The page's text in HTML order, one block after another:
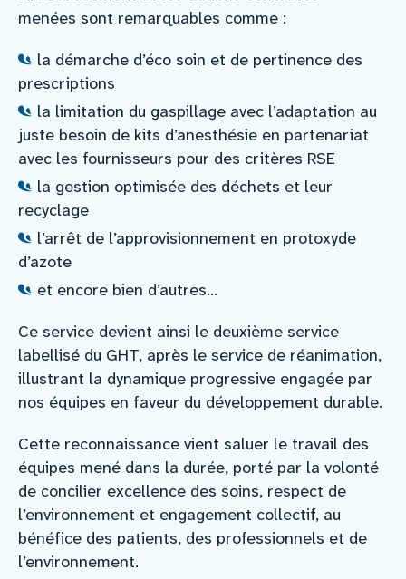
menées sont remarquables comme :
la démarche d’éco soin et de pertinence des
prescriptions
la limitation du gaspillage avec l’adaptation au
juste besoin de kits d’anesthésie en partenariat
avec les fournisseurs pour des critères RSE
la gestion optimisée des déchets et leur
recyclage
l’arrêt de l’approvisionnement en protoxyde
d’azote
et encore bien d’autres…
Ce service devient ainsi le deuxième service
labellisé du GHT, après le service de réanimation,
illustrant la dynamique progressive engagée par
nos équipes en faveur du développement durable.
Cette reconnaissance vient saluer le travail des
équipes mené dans la durée, porté par la volonté
de concilier excellence des soins, respect de
l’environnement et engagement collectif, au
bénéfice des patients, des professionnels et de
l’environnement.